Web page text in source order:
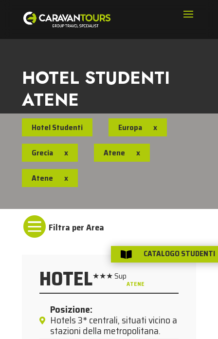
HOTEL STUDENTI
ATENE
Hotel Studenti Europa x
Grecia x Atene x
Atene x

HOTEL★★★Sup
ATENE
Posizione:
Hotels 3* centrali, situati vicino a
stazioni della metropolitana.
 CATALOGO STUDENTI